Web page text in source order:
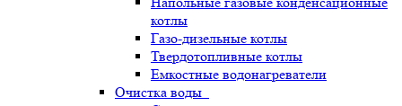
котлы
Газо-дизельные котлы
Твердотопливные котлы
Емкостные водонагреватели
Очистка воды